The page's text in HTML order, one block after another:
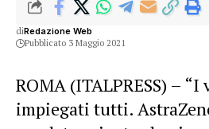
diRedazione Web
Pubblicato 3 Maggio 2021
ROMA (ITALPRESS) –
impiegati tutti.